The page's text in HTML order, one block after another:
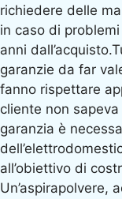
richiedere delle
in caso di
anni
garanzie da far
fanno rispettare
cliente non
garanzia è
all’obiettivo di
Un’aspirapolvere,